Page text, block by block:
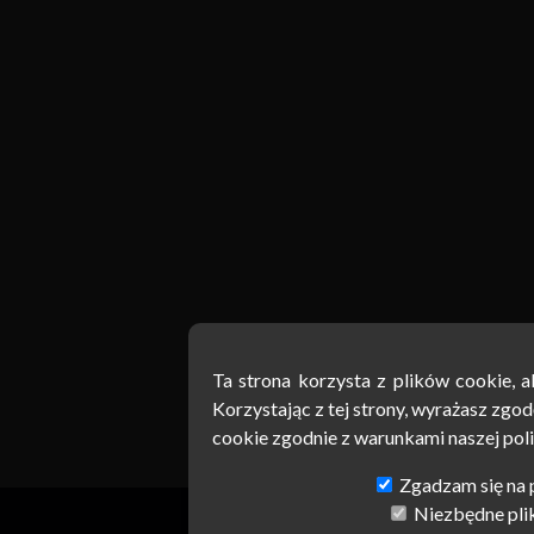
Ta strona korzysta z plików cookie,
Korzystając z tej strony, wyrażasz
cookie zgodnie z warunkami naszej
Zgadzam się
Niezbędne
Ta strona korzysta z plików cookie,
Korzystając z tej strony, wyrażasz
cookie zgodnie z warunkami naszej
Zgadzam się
Niezbędne